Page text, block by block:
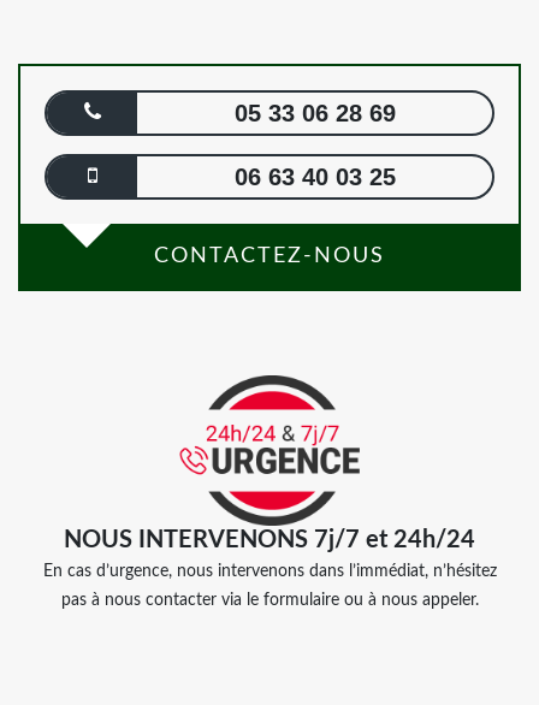
05 33 06 28 69
06 63 40 03 25
CONTACTEZ-NOUS
NOUS INTERVENONS 7j/7 et 24h/24
En cas d’urgence, nous intervenons dans l’immédiat, n’hésitez
pas à nous contacter via le formulaire ou à nous appeler.